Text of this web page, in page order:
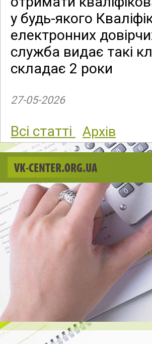
у будь-якого
електронних
служба видає такі
складає 2 роки
27-05-2026
Всі статті Архів
VK-CENTER.ORG.UA